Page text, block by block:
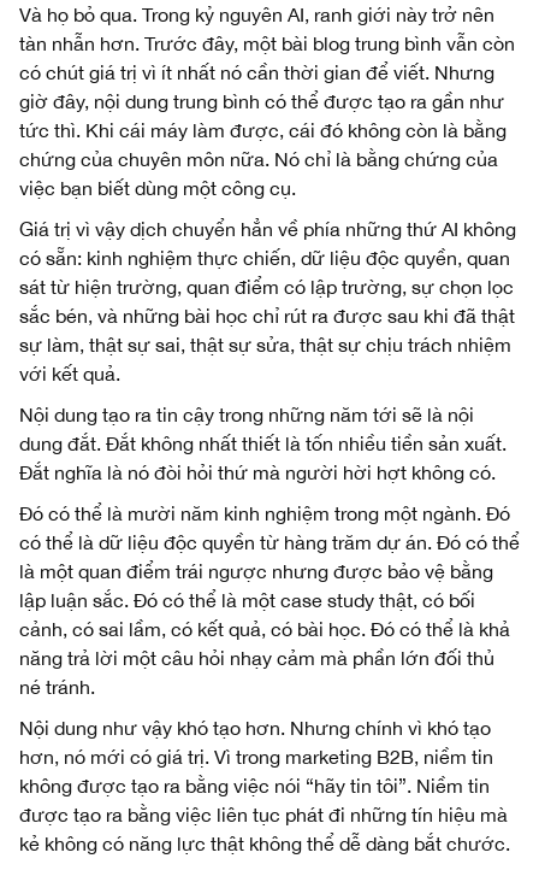
Và họ bỏ qua. Trong kỷ nguyên AI, ranh giới này trở nên
tàn nhẫn hơn. Trước đây, một bài blog trung bình vẫn còn
có chút giá trị vì ít nhất nó cần thời gian để viết. Nhưng
giờ đây, nội dung trung bình có thể được tạo ra gần như
tức thì. Khi cái máy làm được, cái đó không còn là bằng
chứng của chuyên môn nữa. Nó chỉ là bằng chứng của
việc bạn biết dùng một công cụ.
Giá trị vì vậy dịch chuyển hẳn về phía những thứ AI không
có sẵn: kinh nghiệm thực chiến, dữ liệu độc quyền, quan
sát từ hiện trường, quan điểm có lập trường, sự chọn lọc
sắc bén, và những bài học chỉ rút ra được sau khi đã thật
sự làm, thật sự sai, thật sự sửa, thật sự chịu trách nhiệm
với kết quả.
Nội dung tạo ra tin cậy trong những năm tới sẽ là nội
dung đắt. Đắt không nhất thiết là tốn nhiều tiền sản xuất.
Đắt nghĩa là nó đòi hỏi thứ mà người hời hợt không có.
Đó có thể là mười năm kinh nghiệm trong một ngành. Đó
có thể là dữ liệu độc quyền từ hàng trăm dự án. Đó có thể
là một quan điểm trái ngược nhưng được bảo vệ bằng
lập luận sắc. Đó có thể là một case study thật, có bối
cảnh, có sai lầm, có kết quả, có bài học. Đó có thể là khả
năng trả lời một câu hỏi nhạy cảm mà phần lớn đối thủ
né tránh.
Nội dung như vậy khó tạo hơn. Nhưng chính vì khó tạo
hơn, nó mới có giá trị. Vì trong marketing B2B, niềm tin
không được tạo ra bằng việc nói “hãy tin tôi”. Niềm tin
được tạo ra bằng việc liên tục phát đi những tín hiệu mà
kẻ không có năng lực thật không thể dễ dàng bắt chước.